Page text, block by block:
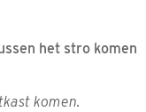
het stro komen
komen.